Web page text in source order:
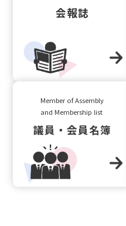
会報誌
Member of Assembly
and Membership list
議員・会員名簿